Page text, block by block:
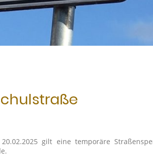
gilt eine temporäre